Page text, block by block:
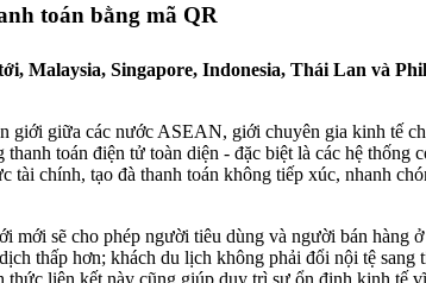
toán bằng mã QR
Malaysia, Singapore, Indonesia, Thái Lan và
giới giữa các nước ASEAN, giới chuyên gia kinh tế
toán điện tử toàn diện - đặc biệt là các hệ
chính, tạo đà thanh toán không tiếp xúc, nhanh
mới sẽ cho phép người tiêu dùng và người bán
thấp hơn; khách du lịch không phải đổi nội tệ